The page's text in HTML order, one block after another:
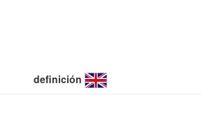
definición